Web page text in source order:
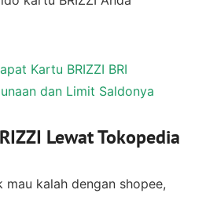
Kartu BRIZZI BRI
dan Limit Saldonya
Lewat Tokopedia
kalah dengan shopee,